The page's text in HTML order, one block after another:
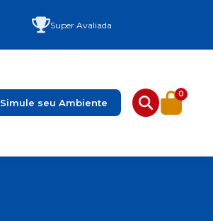
Super Avaliada
Simule seu Ambiente
0